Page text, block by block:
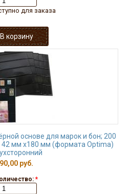
для заказа
основе для марок и бон; 200
42 мм х180 мм (формата Optima)
90,00 руб.
*